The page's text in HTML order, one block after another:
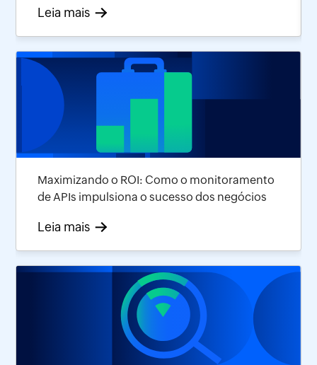
Leia mais
Maximizando o ROI: Como o monitoramento
de APIs impulsiona o sucesso dos negócios
Leia mais